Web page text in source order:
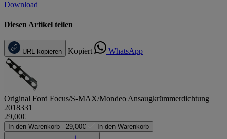
Download
Diesen Artikel teilen
URL kopieren Kopiert WhatsApp
Original Ford Focus/S-MAX/Mondeo Ansaugkrümmerdichtung
2018331
29,00€
In den Warenkorb - 29,00€ In den Warenkorb